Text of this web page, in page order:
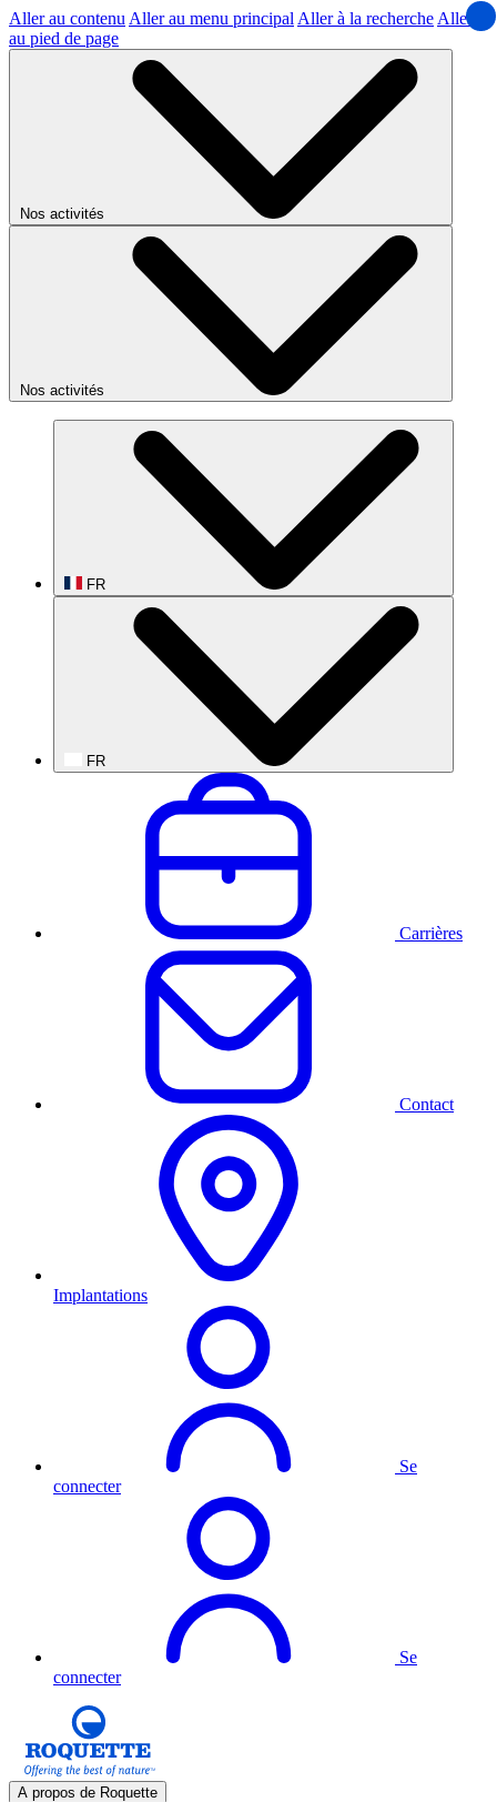
Aller au contenu Aller au menu principal Aller à la recherche Aller
au pied de page
Nos activités
Nos activités
FR
FR
Carrières
Contact
Implantations
Se
connecter
Se
connecter
A propos de Roquette